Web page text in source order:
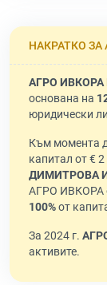
НАКРАТКО ЗА
АГРО ИВКОРА
основана на
юридически
Към момента
капитал от €
ДИМИТРОВА
АГРО ИВКОРА
100%от
За 2024 г.
активите.